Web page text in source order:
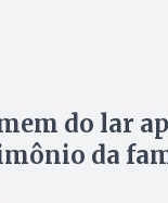
do lar
da